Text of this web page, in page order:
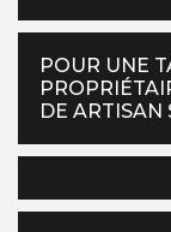
POUR UNE
DE ARTISAN